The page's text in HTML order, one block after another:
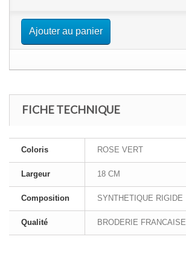
Ajouter au panier
FICHE TECHNIQUE
Coloris ROSE VERT
Largeur 18 CM
Composition SYNTHETIQUE RIGIDE
Qualité BRODERIE FRANCAISE